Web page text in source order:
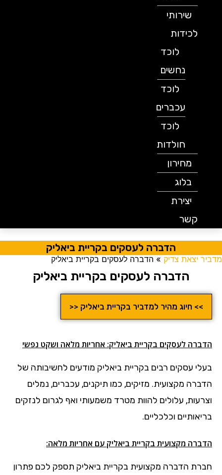
שירותי
לכידות
לוכד
נחשים
לוכד
עכברים
לוכד
חולדות
מחירון
בלוג
יצירת
קשר
הדברה לעסקים בקריית ביאליק
מדביר יצאת צדיק » הדברה לעסקים בקריית ביאליק
הדברה לעסקים בקריית ביאליק
>> חיוג מהיר למדביר בקריית ביאליק <<
הדברה לעסקים בקריית ביאליק: אחריות מלאה ושקט נפשי
בעלי עסקים רבים בקריית ביאליק מודעים לחשיבותה של
הדברה מקצועית. מזיקים, כמו תיקנים, עכברים, נמלים
וצרעות, עלולים להוות מטרד משמעותי ואף לגרום לנזקים
בריאותיים וכלכליים.
הדברה מקצועית בקריית ביאליק עם אחריות מלאה:
חברת הדברה מקצועית בקריית ביאליק תספק לכם פתרון